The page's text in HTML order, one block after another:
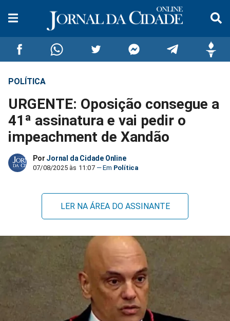
Compartilhar
no
Facebook
Compartilhar
no
Whatsapp
no
Twitter
no
Messenger
no
Telegram
no
POLÍTICA
URGENTE: Oposição consegue a
41ª assinatura e vai pedir o
impeachment de Xandão
Por Jornal da Cidade Online
07/08/2025 às 11:07 Política
LER NA ÁREA DO ASSINANTE